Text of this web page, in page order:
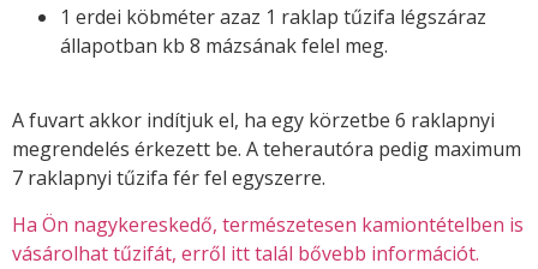
1 erdei köbméter azaz 1 raklap tűzifa légszáraz
állapotban kb 8 mázsának felel meg.
A fuvart akkor indítjuk el, ha egy körzetbe 6 raklapnyi
megrendelés érkezett be. A teherautóra pedig maximum
7 raklapnyi tűzifa fér fel egyszerre.
Ha Ön nagykereskedő, természetesen kamiontételben is
vásárolhat tűzifát, erről itt talál bővebb információt.